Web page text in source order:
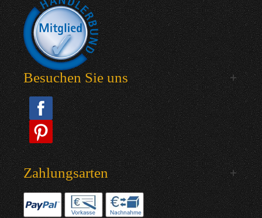
Besuchen Sie uns
Zahlungsarten